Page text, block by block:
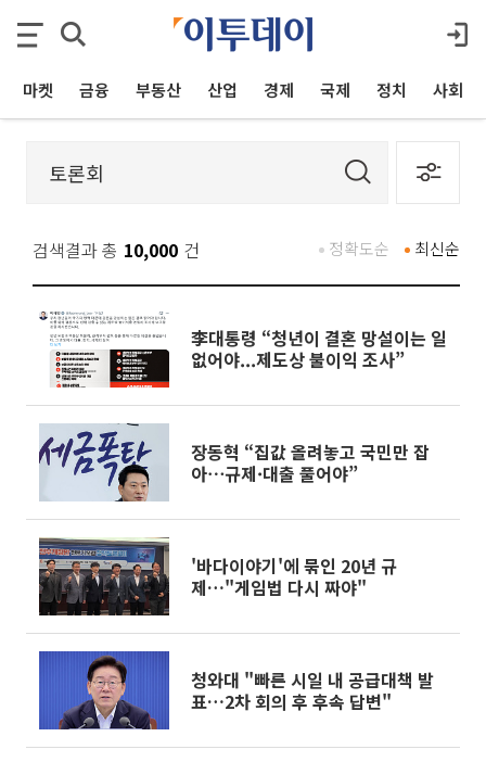
마켓 금융 부동산 산업 경제 국제 정치 사회
검색결과 총 10,000 건 최신순
정확도순
李대통령 “청년이 결혼 망설이는 일
없어야...제도상 불이익 조사”
장동혁 “집값 올려놓고 국민만 잡
아⋯규제·대출 풀어야”
'바다이야기'에 묶인 20년 규
제…"게임법 다시 짜야"
청와대 "빠른 시일 내 공급대책 발
표…2차 회의 후 후속 답변"